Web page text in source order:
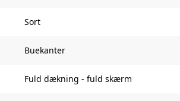
Sort
Buekanter
Fuld dækning - fuld skærm